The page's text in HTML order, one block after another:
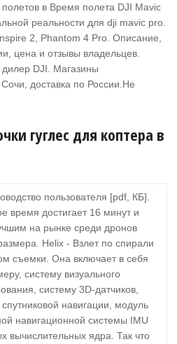
в Время полета DJI Mavic
реальности для dji mavic pro.
2, Phantom 4 Pro. Описание,
цена и отзывы владельцев.
DJI. Магазины
доставка по России.Не
гуглес для коптера в
пользователя [pdf, КБ].
время достигает 16 минут и
на рынке среди дронов
Helix - Взлет по спирали
съемки. Она включает в себя
систему визуального
систему 3D-датчиков,
навигации, модуль
навигационной системы IMU
вычислительных ядра. Так что